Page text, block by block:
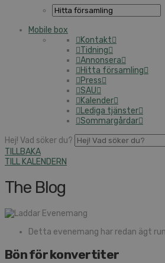
Mobile box
Kontakt
Tidning
Annonsera
Hitta församling
Press
SAU
Kalender
Lediga tjänster
Sommargårdar
Hej! Vad söker du?
TILLBAKA
TILL KALENDERN
The Blog
Detta evenemang har redan ägt
Bön för konvertiter